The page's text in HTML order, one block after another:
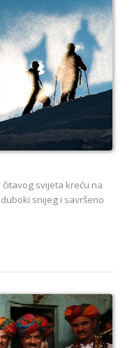
svijeta kreću na
snijeg i savršeno